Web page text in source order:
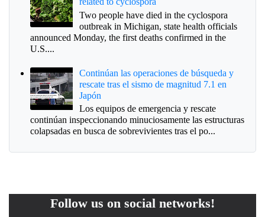
Two people have died in the cyclospora
outbreak in Michigan, state health officials
announced Monday, the first deaths confirmed in the
U.S....
Continúan las operaciones de búsqueda y
rescate tras el sismo de magnitud 7.1 en
Japón
Los equipos de emergencia y rescate
continúan inspeccionando minuciosamente las estructuras
colapsadas en busca de sobrevivientes tras el po...
Follow us on social networks!